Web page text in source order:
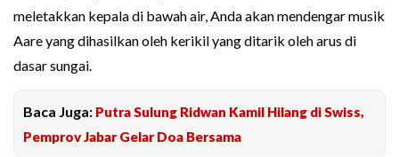
meletakkan kepala di bawah air, Anda akan mendengar musik
Aare yang dihasilkan oleh kerikil yang ditarik oleh arus di
dasar sungai.
Baca Juga: Putra Sulung Ridwan Kamil Hilang di Swiss,
Pemprov Jabar Gelar Doa Bersama